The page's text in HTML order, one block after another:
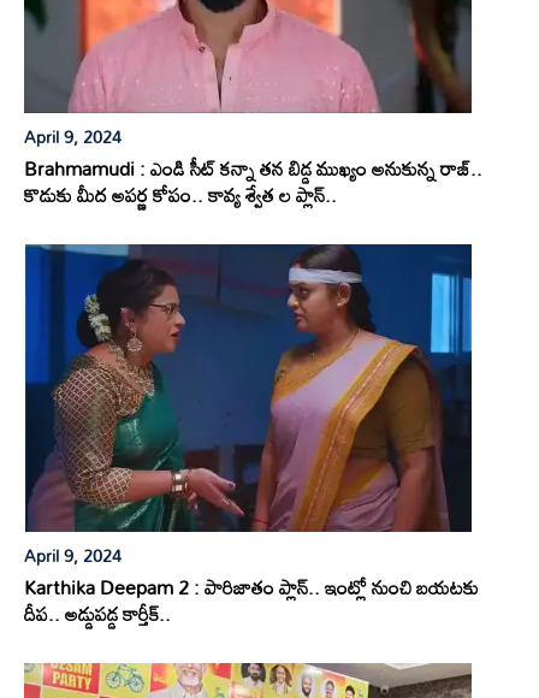
April 9, 2024
Brahmamudi : ఎండి సీట్ కన్నా తన బిడ్డ ముఖ్యం అనుకున్న రాజ్..
కొడుకు మీద అపర్ణ కోపం.. కావ్య శ్వేత ల ప్లాన్..
April 9, 2024
Karthika Deepam 2 : పారిజాతం ప్లాన్.. ఇంట్లో నుంచి బయటకు
దీప.. అడ్డుపడ్డ కార్తీక్..